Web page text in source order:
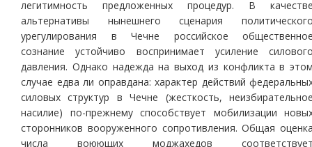
легитимность предложенных процедур. В
альтернативы нынешнего сценария
урегулирования в Чечне российское
сознание устойчиво воспринимает усиление
давления. Однако надежда на выход из конфликта в
случае едва ли оправдана: характер действий
силовых структур в Чечне (жесткость,
насилие) по-прежнему способствует мобилизации
сторонников вооруженного сопротивления. Общая
числа воюющих моджахедов